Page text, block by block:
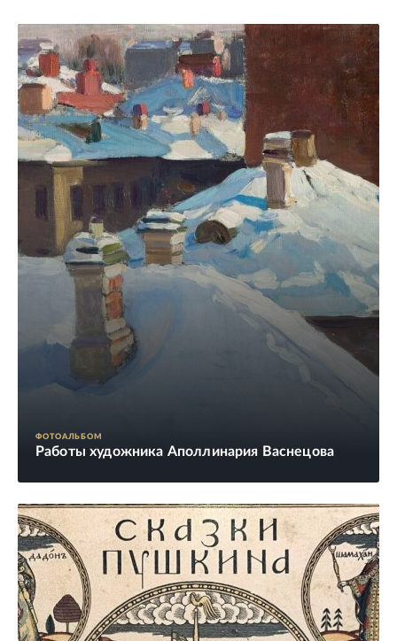
ФОТОАЛЬБОМ
Работы художника Аполлинария Васнецова